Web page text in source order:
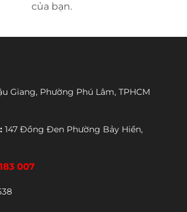
của bạn.
Giang, Phường Phú Lâm, TPHCM
147 Đồng Đen Phường Bảy Hiền,
007